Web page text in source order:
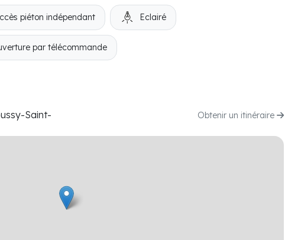
piéton indépendant Eclairé
par télécommande
Saint-
Obtenir un itinéraire